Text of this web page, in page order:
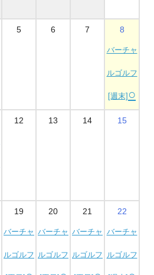
5 6 7 8
バーチャ
ルゴルフ
[週末] ○
12 13 14 15
19
バーチャ
ルゴルフ
20
バーチャ
ルゴルフ
21
バーチャ
ルゴルフ
22
バーチャ
ルゴルフ